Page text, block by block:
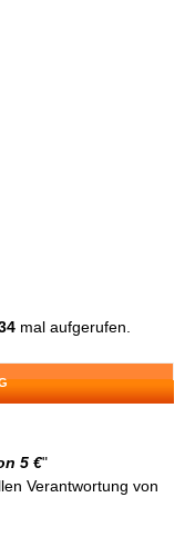
mal aufgerufen.
5 €"
Verantwortung von